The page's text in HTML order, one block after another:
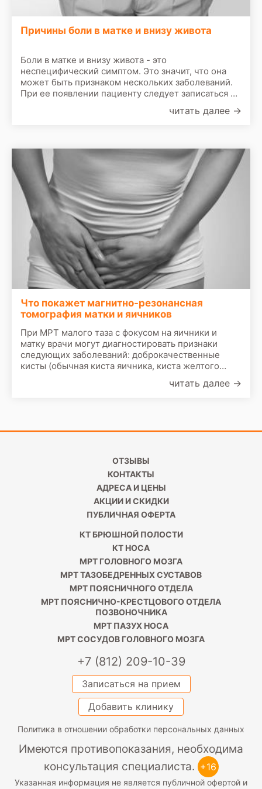
Причины боли в матке и внизу живота
Боли в матке и внизу живота - это
неспецифический симптом. Это значит, что она
может быть признаком нескольких заболеваний.
При ее появлении пациенту следует записаться на
осмотра врач назначит сделать следующие
читать далее →
Что покажет магнитно-резонансная
томография матки и яичников
При МРТ малого таза с фокусом на яичники и
матку врачи могут диагностировать признаки
следующих заболеваний: доброкачественные
кисты (обычная киста яичника, киста желтого
цистаденома); эндометриома; дермоидная киста;
читать далее →
ОТЗЫВЫ
КОНТАКТЫ
АДРЕСА И ЦЕНЫ
АКЦИИ И СКИДКИ
ПУБЛИЧНАЯ ОФЕРТА
КТ БРЮШНОЙ ПОЛОСТИ
КТ НОСА
МРТ ГОЛОВНОГО МОЗГА
МРТ ТАЗОБЕДРЕННЫХ СУСТАВОВ
МРТ ПОЯСНИЧНОГО ОТДЕЛА
МРТ ПОЯСНИЧНО-КРЕСТЦОВОГО ОТДЕЛА
ПОЗВОНОЧНИКА
МРТ ПАЗУХ НОСА
МРТ СОСУДОВ ГОЛОВНОГО МОЗГА
+7 (812) 209-10-39
Записаться на прием
Добавить клинику
Политика в отношении обработки персональных данных
Имеются противопоказания, необходима
консультация специалиста. +16
Указанная информация не является публичной офертой и